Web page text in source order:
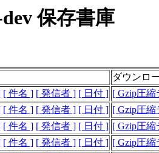
dev 保存書庫
ダウンロ
[ 件名 ] [ 発信者 ] [ 日付 ] [ Gzip圧
[ 件名 ] [ 発信者 ] [ 日付 ] [ Gzip圧縮
[ 件名 ] [ 発信者 ] [ 日付 ] [ Gzip圧
[ 件名 ] [ 発信者 ] [ 日付 ] [ Gzip圧